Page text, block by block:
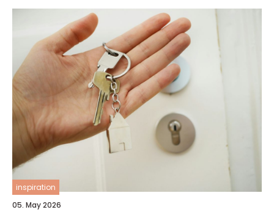
inspiration
05. May 2026